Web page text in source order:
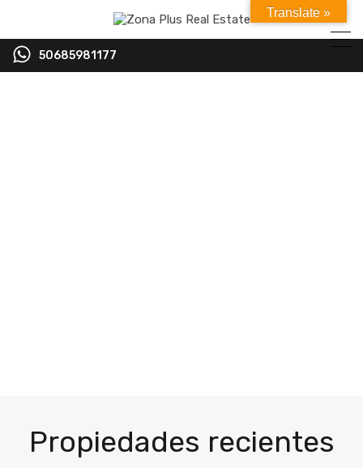
50685981177
Propiedades recientes
Translate »